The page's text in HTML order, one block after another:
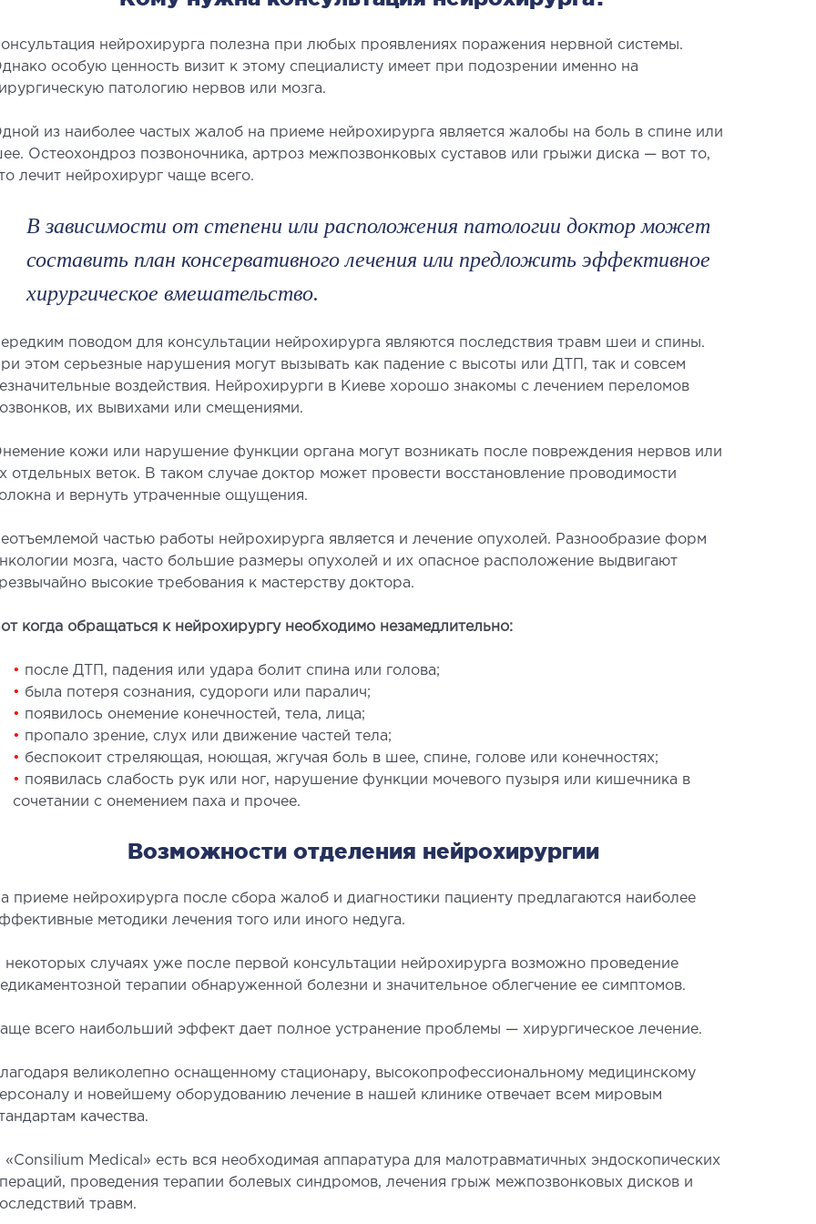
Эстетическая хирургия лица
Эстетическая хирургия тела
ЛЕЧЕНИЕ ЗАБОЛЕВАНИЙ
ПЕЧЕНИ И ЖЕЛЧНЫХ
болезней печени
печени и желчных протоков
МАЛОИНВАЗИВНАЯ ХИРУРГИЯ
стационар
стационар
(Перевозка больных)
помощь в Киеве
Электрокардиограмма (ЭКГ)
Эндоскопия
НЕЙРОХИРУРГИЯ
нейрохирургии
НЕВРОЛОГИЯ
СОСУДИСТАЯ ХИРУРГИЯ
ТРАВМАТОЛОГИЯ И
аппарата
ПЕДИАТРИЯ
нейрохирурга полезна при любых проявлениях поражения нервной системы.
особую ценность визит к этому специалисту имеет при подозрении именно на
патологию нервов или мозга.
из наиболее частых жалоб на приеме нейрохирурга является жалобы на боль в спине или
Остеохондроз позвоночника, артроз межпозвонковых суставов или грыжи диска — вот то,
лечит нейрохирург чаще всего.
В зависимости от степени или расположения патологии доктор может
составить план консервативного лечения или предложить эффективное
хирургическое вмешательство.
поводом для консультации нейрохирурга являются последствия травм шеи и спины.
этом серьезные нарушения могут вызывать как падение с высоты или ДТП, так и совсем
воздействия. Нейрохирурги в Киеве хорошо знакомы с лечением переломов
их вывихами или смещениями.
кожи или нарушение функции органа могут возникать после повреждения нервов или
отдельных веток. В таком случае доктор может провести восстановление проводимости
и вернуть утраченные ощущения.
частью работы нейрохирурга является и лечение опухолей. Разнообразие форм
мозга, часто большие размеры опухолей и их опасное расположение выдвигают
высокие требования к мастерству доктора.
когда обращаться к нейрохирургу необходимо незамедлительно:
• после ДТП, падения или удара болит спина или голова;
• была потеря сознания, судороги или паралич;
• появилось онемение конечностей, тела, лица;
• пропало зрение, слух или движение частей тела;
• беспокоит стреляющая, ноющая, жгучая боль в шее, спине, голове или конечностях;
• появилась слабость рук или ног, нарушение функции мочевого пузыря или кишечника в
сочетании с онемением паха и прочее.
Возможности отделения нейрохирургии
приеме нейрохирурга после сбора жалоб и диагностики пациенту предлагаются наиболее
методики лечения того или иного недуга.
некоторых случаях уже после первой консультации нейрохирурга возможно проведение
терапии обнаруженной болезни и значительное облегчение ее симптомов.
всего наибольший эффект дает полное устранение проблемы — хирургическое лечение.
великолепно оснащенному стационару, высокопрофессиональному медицинскому
и новейшему оборудованию лечение в нашей клинике отвечает всем мировым
качества.
«Consilium Medical» есть вся необходимая аппаратура для малотравматичных эндоскопических
проведения терапии болевых синдромов, лечения грыж межпозвонковых дисков и
травм.